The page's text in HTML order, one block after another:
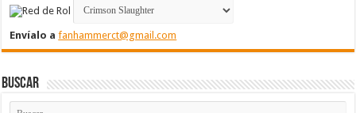
Envíalo afanhammerct@gmail.com
Buscar